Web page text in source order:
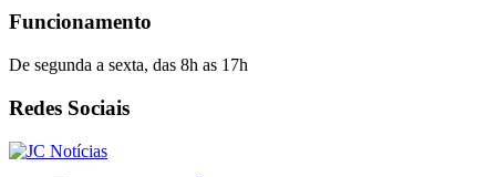
Funcionamento
De segunda a sexta, das 8h as 17h
Redes Sociais